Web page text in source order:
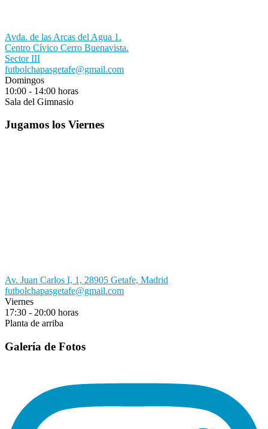
Avda. de las Arcas del Agua 1.
Centro Cívico Cerro Buenavista.
Sector III
futbolchapasgetafe@gmail.com
Domingos
10:00 - 14:00 horas
Sala del Gimnasio
Jugamos los Viernes
Av. Juan Carlos I, 1, 28905 Getafe, Madrid
futbolchapasgetafe@gmail.com
Viernes
17:30 - 20:00 horas
Planta de arriba
Galería de Fotos